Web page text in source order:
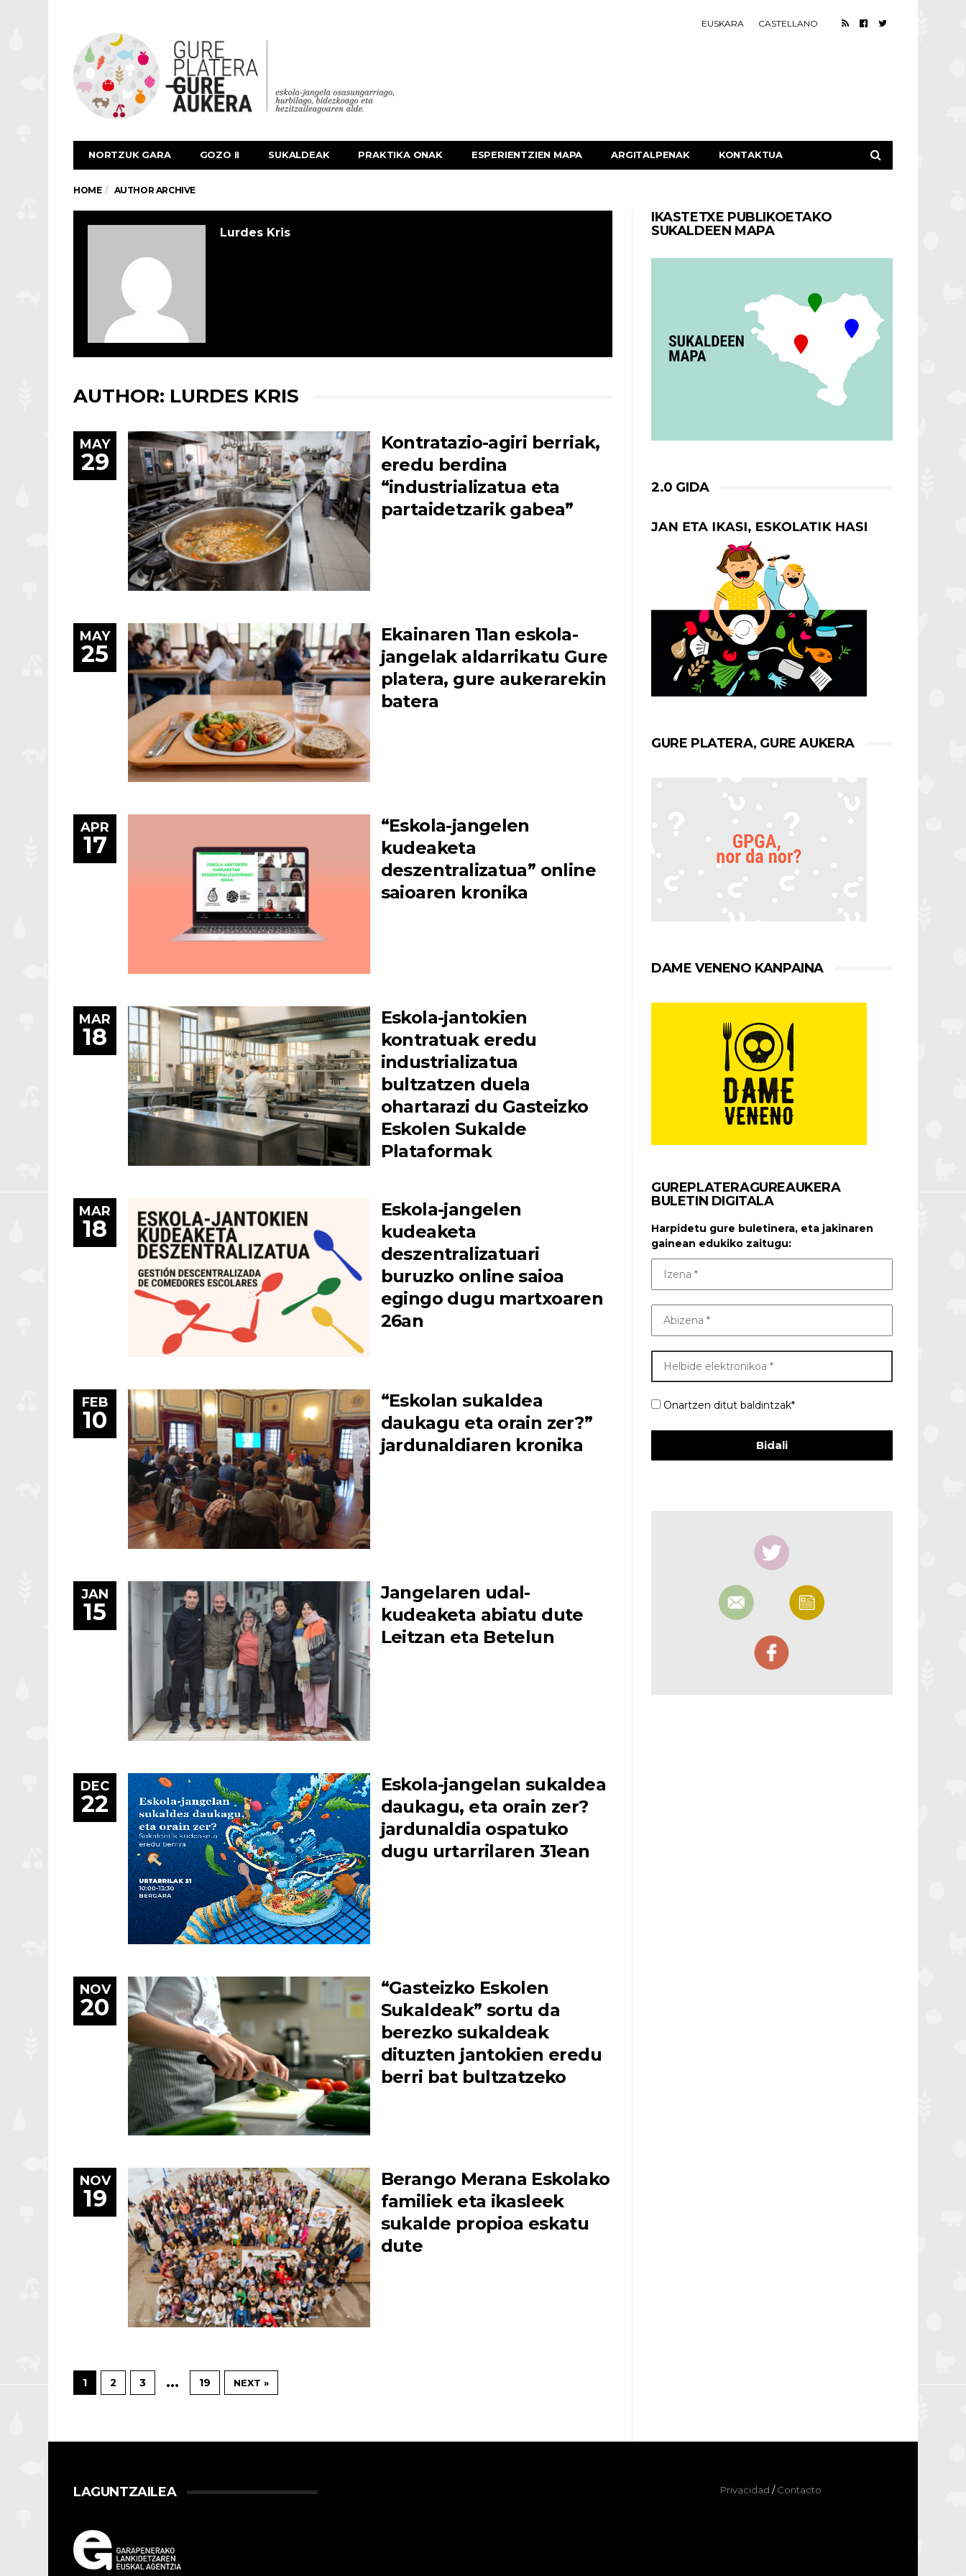
EUSKARA CASTELLANO
NORTZUK GARA GOZO II SUKALDEAK PRAKTIKA ONAK ESPERIENTZIEN MAPA ARGITALPENAK KONTAKTUA
HOME AUTHOR ARCHIVE
Lurdes Kris
AUTHOR: LURDES KRIS
MAY
29
Kontratazio-agiri berriak,
eredu berdina
“industrializatua eta
partaidetzarik gabea”
MAY
25
Ekainaren 11an eskola-
jangelak aldarrikatu Gure
platera, gure aukerarekin
batera
APR
17
“Eskola-jangelen
kudeaketa
deszentralizatua” online
saioaren kronika
MAR
18
Eskola-jantokien
kontratuak eredu
industrializatua
bultzatzen duela
ohartarazi du Gasteizko
Eskolen Sukalde
Plataformak
MAR
18
Eskola-jangelen
kudeaketa
deszentralizatuari
buruzko online saioa
egingo dugu martxoaren
26an
FEB
10
“Eskolan sukaldea
daukagu eta orain zer?”
jardunaldiaren kronika
JAN
15
Jangelaren udal-
kudeaketa abiatu dute
Leitzan eta Betelun
DEC
22
Eskola-jangelan sukaldea
daukagu, eta orain zer?
jardunaldia ospatuko
dugu urtarrilaren 31ean
NOV
20
“Gasteizko Eskolen
Sukaldeak” sortu da
berezko sukaldeak
dituzten jantokien eredu
berri bat bultzatzeko
NOV
19
Berango Merana Eskolako
familiek eta ikasleek
sukalde propioa eskatu
dute
1 2 3 … 19 NEXT »
IKASTETXE PUBLIKOETAKO
SUKALDEEN MAPA
2.0 GIDA
GURE PLATERA, GURE AUKERA
DAME VENENO KANPAINA
GUREPLATERAGUREAUKERA
BULETIN DIGITALA
Harpidetu gure buletinera, eta jakinaren
gainean edukiko zaitugu:
Onartzen ditut baldintzak*
LAGUNTZAILEA Privacidad /Contacto